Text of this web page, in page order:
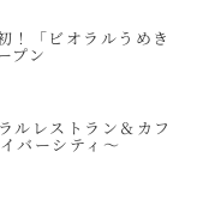
！「ビオラルうめき
プン
ルレストラン＆カフ
バーシティ～